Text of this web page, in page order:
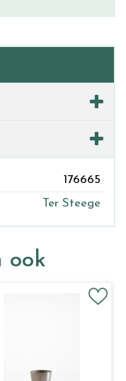
176665
Ter Steege
ook